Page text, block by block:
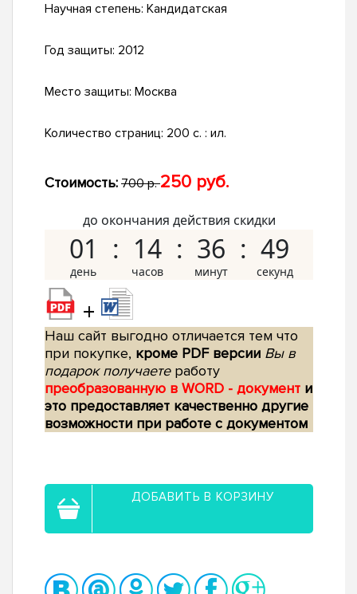
Научная степень: Кандидатская
Год защиты: 2012
Место защиты: Москва
Количество страниц: 200 с. : ил.
Стоимость: 700 р.250 руб.
до окончания действия скидки
01 14 36 48
+
Наш сайт выгодно отличается тем что
при покупке, кроме PDF версии Вы в
подарок получаетеработу
преобразованную в WORD - документ и
это предоставляет качественно другие
возможности при работе с документом
ДОБАВИТЬ В КОРЗИНУ